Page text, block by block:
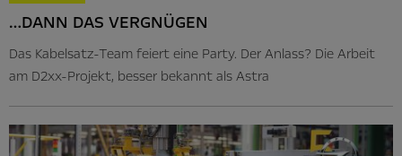
…DANN DAS VERGNÜGEN
Das Kabelsatz-Team feiert eine Party. Der Anlass? Die Arbeit
am D2xx-Projekt, besser bekannt als Astra